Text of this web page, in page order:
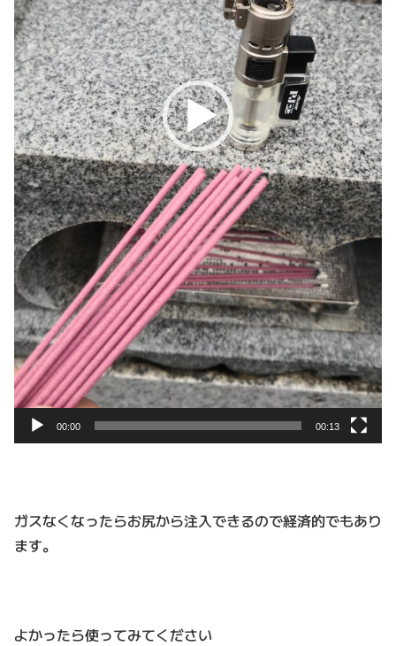
00:00 00:13
ガスなくなったらお尻から注入できるので経済的でもあり
ます。
よかったら使ってみてください